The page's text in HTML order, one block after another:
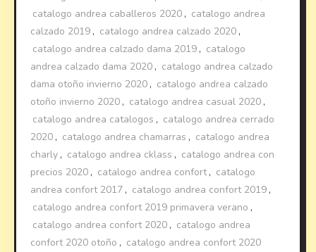
catalogo andrea caballeros 2020 , catalogo andrea
calzado 2019 , catalogo andrea calzado 2020 ,
catalogo andrea calzado dama 2019 , catalogo
andrea calzado dama 2020 , catalogo andrea calzado
dama otoño invierno 2020 , catalogo andrea calzado
otoño invierno 2020 , catalogo andrea casual 2020 ,
catalogo andrea catalogos , catalogo andrea cerrado
2020 , catalogo andrea chamarras , catalogo andrea
charly , catalogo andrea cklass , catalogo andrea con
precios 2020 , catalogo andrea confort, catalogo
andrea confort 2017 , catalogo andrea confort 2019 ,
catalogo andrea confort 2019 primavera verano ,
catalogo andrea confort 2020 , catalogo andrea
confort 2020 otoño , catalogo andrea confort 2020